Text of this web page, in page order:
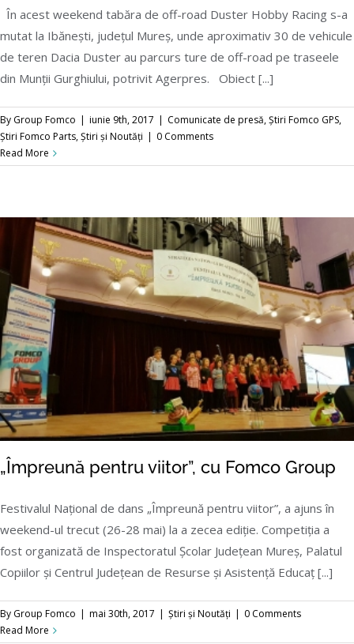
Tabăra de off-road de la Ibănești – Duster
Hobby Racing
În acest weekend tabăra de off-road Duster Hobby Racing s-a
mutat la Ibănești, județul Mureș, unde aproximativ 30 de vehicule
de teren Dacia Duster au parcurs ture de off-road pe traseele
din Munții Gurghiului, potrivit Agerpres. Obiect [...]
By Group Fomco | iunie 9th, 2017 | Comunicate de presă,Știri Fomco GPS,
Știri Fomco Parts,Știri și Noutăți | 0 Comments
Read More
„Împreună pentru viitor”, cu Fomco Group
„Împreună pentru viitor”, cu Fomco Group
Festivalul Național de dans „Împreună pentru viitor”, a ajuns în
weekend-ul trecut (26-28 mai) la a zecea ediție. Competiția a
fost organizată de Inspectoratul Școlar Județean Mureș, Palatul
Copiilor și Centrul Județean de Resurse și Asistență Educaț [...]
By Group Fomco | mai 30th, 2017 | Știri și Noutăți | 0 Comments
Read More